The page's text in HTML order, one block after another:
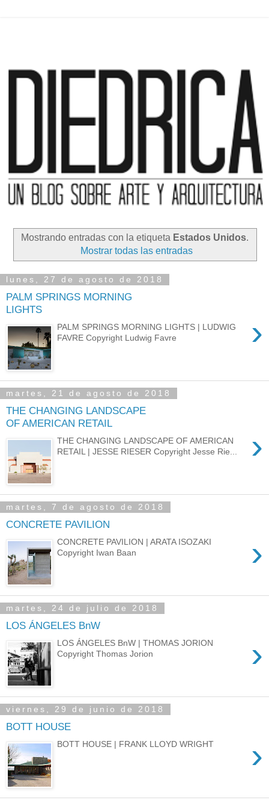
Mostrando entradas con la etiqueta Estados Unidos.
Mostrar todas las entradas
lunes, 27 de agosto de 2018
PALM SPRINGS MORNING
LIGHTS
›
PALM SPRINGS MORNING LIGHTS | LUDWIG
FAVRE Copyright Ludwig Favre
martes, 21 de agosto de 2018
THE CHANGING LANDSCAPE
OF AMERICAN RETAIL
›
THE CHANGING LANDSCAPE OF AMERICAN
RETAIL | JESSE RIESER Copyright Jesse Rie...
martes, 7 de agosto de 2018
CONCRETE PAVILION
›
CONCRETE PAVILION | ARATA ISOZAKI
Copyright Iwan Baan
martes, 24 de julio de 2018
LOS ÁNGELES BnW
›
LOS ÁNGELES BnW | THOMAS JORION
Copyright Thomas Jorion
viernes, 29 de junio de 2018
BOTT HOUSE
›
BOTT HOUSE | FRANK LLOYD WRIGHT